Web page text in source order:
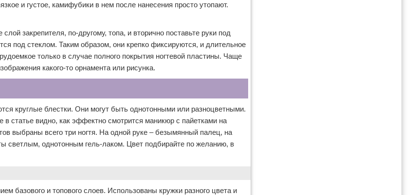
и густое, камифубики в нем после нанесения просто утопают.
закрепителя, по-другому, топа, и вторично поставьте руки под
под стеклом. Таким образом, они крепко фиксируются, и длительное
только в случае полного покрытия ногтевой пластины. Чаще
какого-то орнамента или рисунка.
круглые блестки. Они могут быть однотонными или разноцветными.
статье видно, как эффектно смотрится маникюр с пайетками на
выбраны всего три ногтя. На одной руке – безымянный палец, на
светлым, однотонным гель-лаком. Цвет подбирайте по желанию, в
базового и топового слоев. Использованы кружки разного цвета и